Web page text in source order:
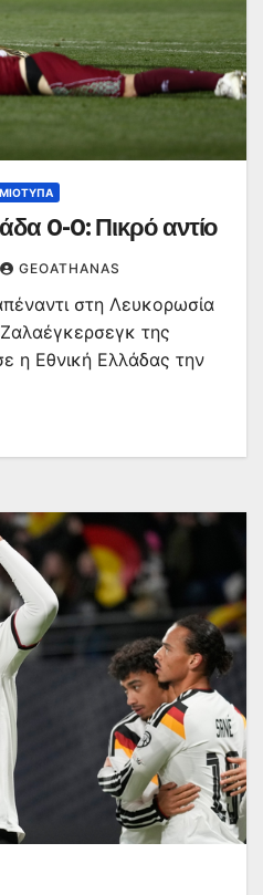
0-0: Πικρό αντίο
GEOATHANAS
στη Λευκορωσία
της
η Εθνική Ελλάδας την